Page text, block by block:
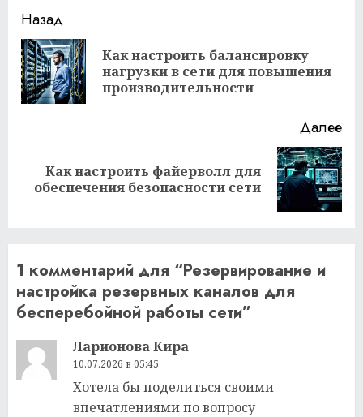
Продолжить
чтение
Назад
Как настроить балансировку
нагрузки в сети для повышения
производительности
Далее
Следующая
запись:
Как настроить файерволл для
обеспечения безопасности сети
1 комментарий для “Резервирование и
настройка резервных каналов для
бесперебойной работы сети”
Ларионова Кира
10.07.2026 в 05:45
Хотела бы поделиться своими
впечатлениями по вопросу